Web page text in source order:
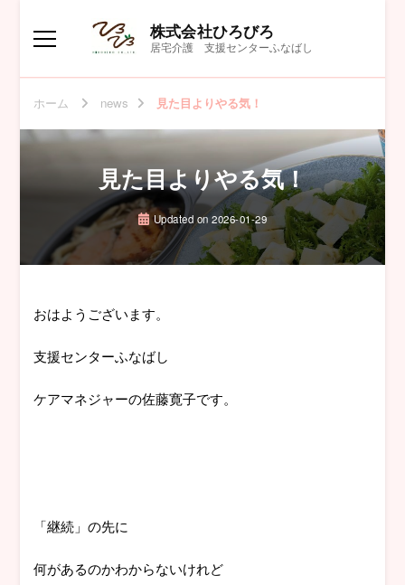
株式会社ひろびろ
居宅介護 支援センターふなばし
ホーム news 見た目よりやる気！
見た目よりやる気！
Updated on2026-01-29
おはようございます。
支援センターふなばし
ケアマネジャーの佐藤寛子です。
「継続」の先に
何があるのかわからないけれど